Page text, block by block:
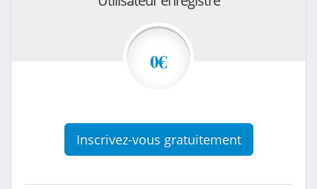
0€
Inscrivez-vous gratuitement